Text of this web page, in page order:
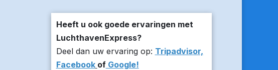
Heeft u ook goede ervaringen met
LuchthavenExpress?
Deel dan uw ervaring op: Tripadvisor,
Facebook ofGoogle!